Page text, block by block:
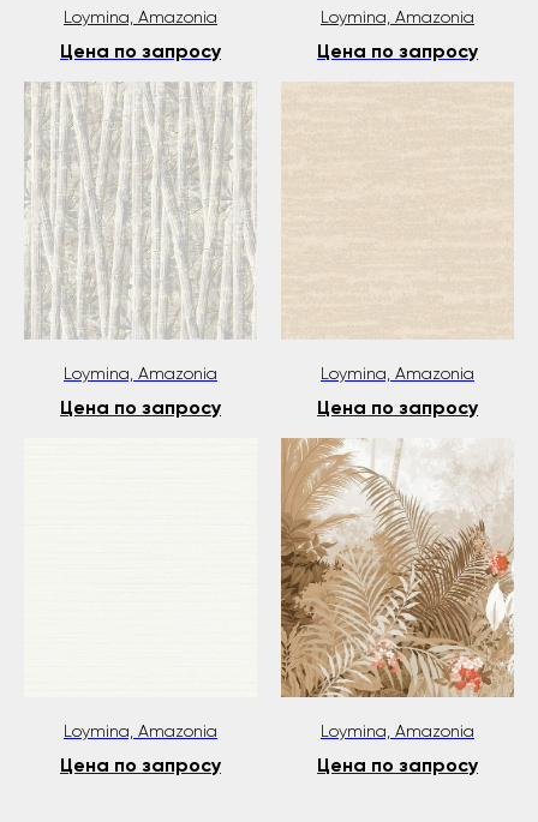
Loymina, Amazonia
Цена по запросу
Loymina, Amazonia
Цена по запросу
Loymina, Amazonia
Цена по запросу
Loymina, Amazonia
Цена по запросу
Loymina, Amazonia
Цена по запросу
Loymina, Amazonia
Цена по запросу